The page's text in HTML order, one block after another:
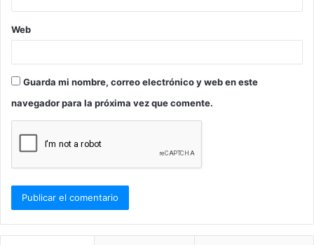
Web
Guarda mi nombre, correo electrónico y web en este
navegador para la próxima vez que comente.